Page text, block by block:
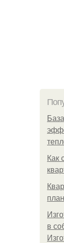
Как
в